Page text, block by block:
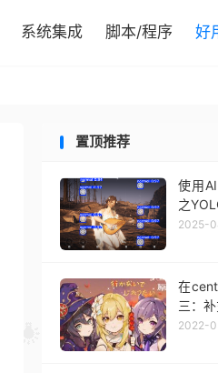
系统集成 脚本/程序 好
置顶推荐
使用
之
2025-
在
三：
2022-